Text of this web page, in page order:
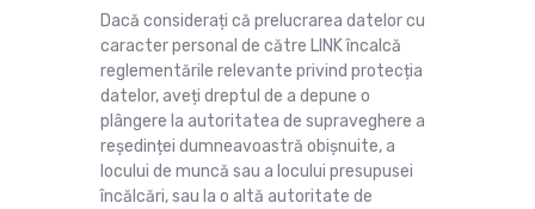
Dacă considerați că prelucrarea datelor cu
caracter personal de către LINK încalcă
reglementările relevante privind protecția
datelor, aveți dreptul de a depune o
plângere la autoritatea de supraveghere a
reședinței dumneavoastră obișnuite, a
locului de muncă sau a locului presupusei
încălcări, sau la o altă autoritate de